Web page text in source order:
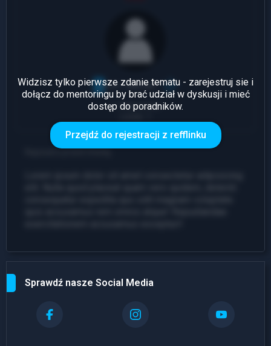
1 Odpowiedź
Widzisz tylko pierwsze zdanie tematu - zarejestruj sie i
dołącz do mentoringu by brać udział w dyskusji i mieć
dostęp do poradników.
Przejdź do rejestracji z refflinku
Sprawdź nasze Social Media